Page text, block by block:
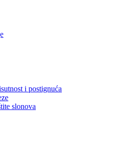
i postignuća
slonova